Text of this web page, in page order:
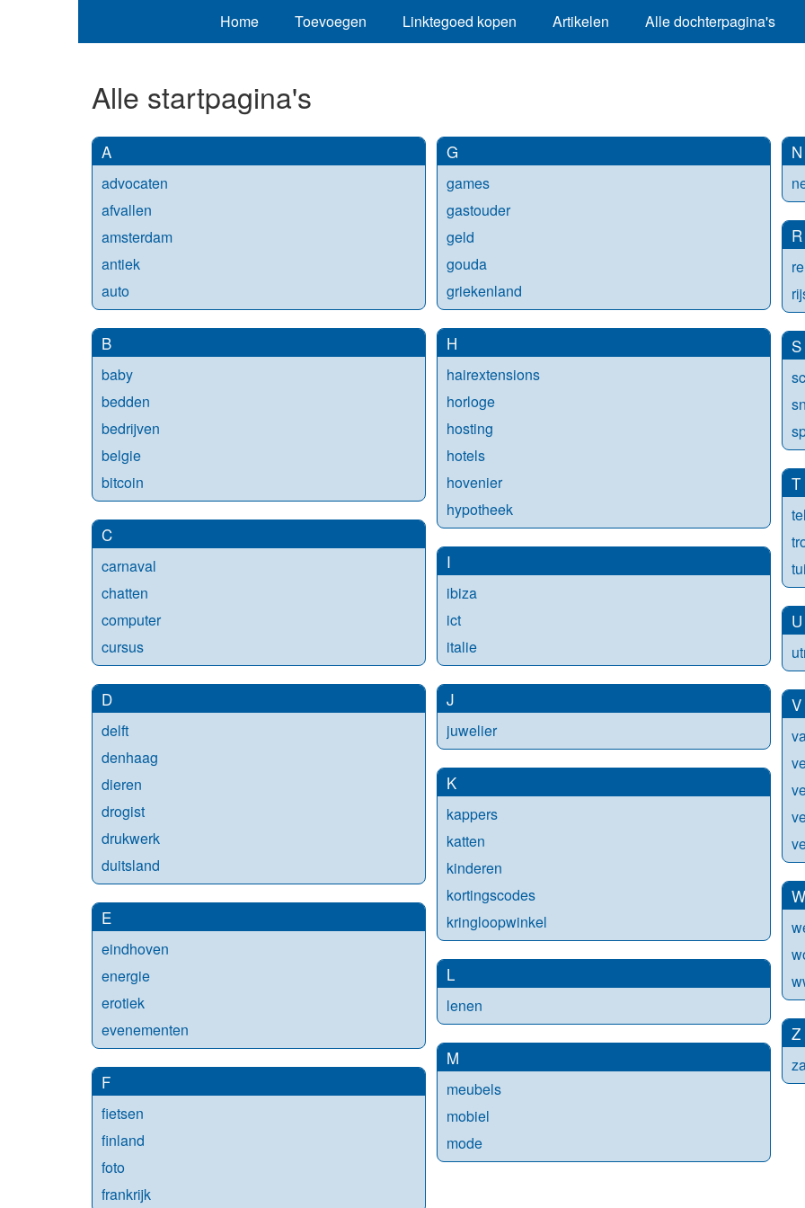
Home Toevoegen Linktegoed kopen Artikelen Alle dochterpagina's
Alle startpagina's
A
advocaten
afvallen
amsterdam
antiek
auto
B
baby
bedden
bedrijven
belgie
bitcoin
C
carnaval
chatten
computer
cursus
D
delft
denhaag
dieren
drogist
drukwerk
duitsland
E
eindhoven
energie
erotiek
evenementen
F
fietsen
finland
foto
frankrijk
G
games
gastouder
geld
gouda
griekenland
H
hairextensions
horloge
hosting
hotels
hovenier
hypotheek
I
ibiza
ict
italie
J
juwelier
K
kappers
katten
kinderen
kortingscodes
kringloopwinkel
L
lenen
M
meubels
mobiel
mode
N
R
S
T
U
V
W
Z